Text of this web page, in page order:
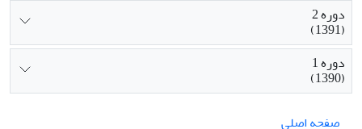
دوره 2
(1391)
دوره 1
(1390)
صفحه اصلی